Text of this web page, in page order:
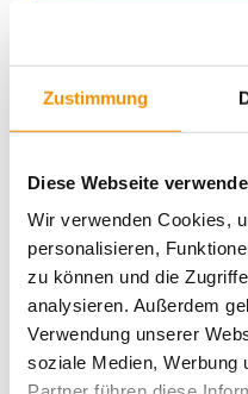
Zustimmung
Diese Webseite
Wir verwenden Cookies,
personalisieren,
zu können und die
analysieren. Außerdem
Verwendung unserer
soziale Medien, Werbung
SANTAS
IN KÖLN
GAMESCOM